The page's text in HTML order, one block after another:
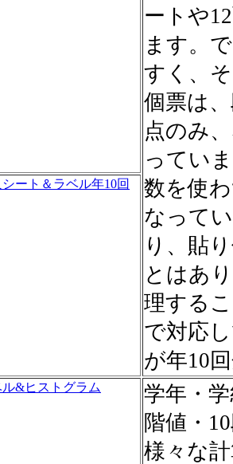
ートや
ます。
すく、
個票は
点のみ
ってい
数を使
なって
り、貼
とはあ
理する
で対応
が年10
ート＆ラベル年10回
&ヒストグラム
学年・
階値・
様々な